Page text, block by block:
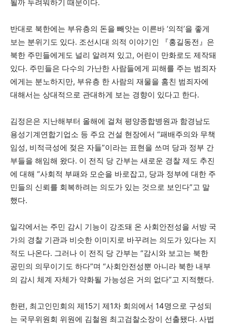
될까 두려워하기 때문이다.
반대로 북한에는 부유층의 돈을 빼앗는 이른바 ‘의적’을 좋게
보는 분위기도 있다. 조선시대 의적 이야기인 『홍길동전』은
북한 주민들에게도 널리 알려져 있고, 어린이 만화로도 제작돼
있다. 주민들은 다수의 가난한 사람들에게 피해를 주는 범죄자
에게는 분노하지만, 부유층 한 사람의 재물을 훔친 범죄자에
대해서는 상대적으로 관대하게 보는 경향이 있다고 한다.
김정은은 지난해부터 올해에 걸쳐 평양종합병원과 함경남도
용성기계연합기업소 등 주요 건설 현장에서 “패배주의와 무책
임성, 비적극성에 젖은 자들”이라는 표현을 쓰며 당과 정부 간
부들을 해임해 왔다. 이 전직 당 간부는 새로운 경찰 제도 추진
에 대해 “사회적 부패와 모순을 바로잡고, 당과 정부에 대한 주
민들의 신뢰를 회복하려는 의도가 있는 것으로 보인다”고 말
했다.
일각에서는 주민 감시 기능이 강조돼 온 사회안전성을 서방 국
가의 경찰 기관과 비슷한 이미지로 바꾸려는 의도가 있다는 지
적도 나온다. 그러나 이 전직 당 간부는 “감시와 보고는 북한
공민의 의무이기도 하다”며 “사회안전성뿐 아니라 북한 내부
의 감시 체계 자체가 약화될 가능성은 거의 없다”고 지적했다.
한편, 최고인민회의 제15기 제1차 회의에서 14명으로 구성되
는 국무위원회 위원에 김철원 최고검찰소장이 선출됐다. 사법